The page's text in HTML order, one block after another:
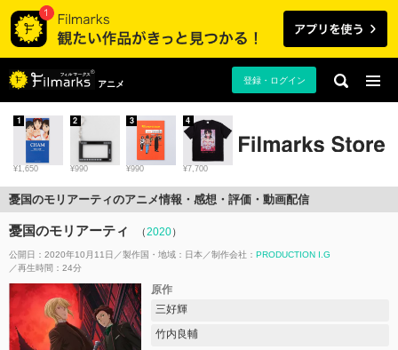
アニメ 登録・ログイン
¥1,650
1
¥990
2
¥990
3
¥7,700
4
憂国のモリアーティのアニメ情報・感想・評価・動画配信
憂国のモリアーティ （2020）
公開日：2020年10月11日 製作国・地域： 日本 制作会社： PRODUCTION I.G
再生時間：24分
原作
三好輝
竹内良輔